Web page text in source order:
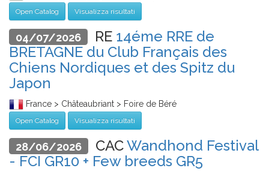
Open Catalog Visualizza risultati
04/07/2026 RE 14éme RRE de
BRETAGNE du Club Français des
Chiens Nordiques et des Spitz du
Japon
France > Châteaubriant > Foire de Béré
Open Catalog Visualizza risultati
28/06/2026 CACWandhond Festival
- FCI GR10 + Few breeds GR5